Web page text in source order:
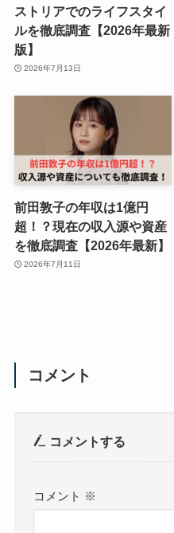
ストリアでのライフスタイ
ルを徹底調査【2026年最新
版】
2026年7月13日
前田敦子の年収は1億円
超！？現在の収入源や資産
を徹底調査【2026年最新】
2026年7月11日
コメント
コメントする
コメント ※